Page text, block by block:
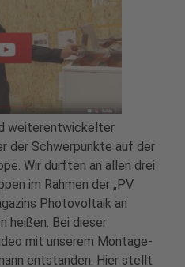
weiterentwickelter
der Schwerpunkte auf der
Wir durften an allen drei
im Rahmen der „PV
Photovoltaik an
heißen. Bei dieser
mit unserem Montage-
entstanden. Hier stellt